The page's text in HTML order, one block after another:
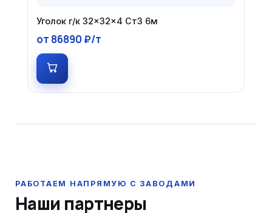
Уголок г/к 32×32×4 Ст3 6м
от 86890 ₽/т
Наши партнеры